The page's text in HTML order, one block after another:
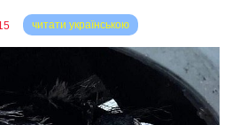
читати українською